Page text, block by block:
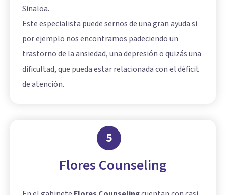
Sinaloa.
Este especialista puede sernos de una gran ayuda si
por ejemplo nos encontramos padeciendo un
trastorno de la ansiedad, una depresión o quizás una
dificultad, que pueda estar relacionada con el déficit
de atención.
5
Flores Counseling